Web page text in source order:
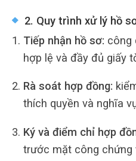
2. Quy trình xử lý hồ
Tiếp nhận hồ sơ: công
hợp lệ và đầy đủ giấy
Rà soát hợp đồng:
thích quyền và nghĩa
Ký và điểm chỉ hợp
trước mặt công chứng